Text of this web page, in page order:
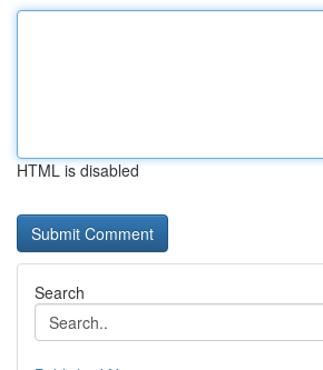
HTML is disabled
Search